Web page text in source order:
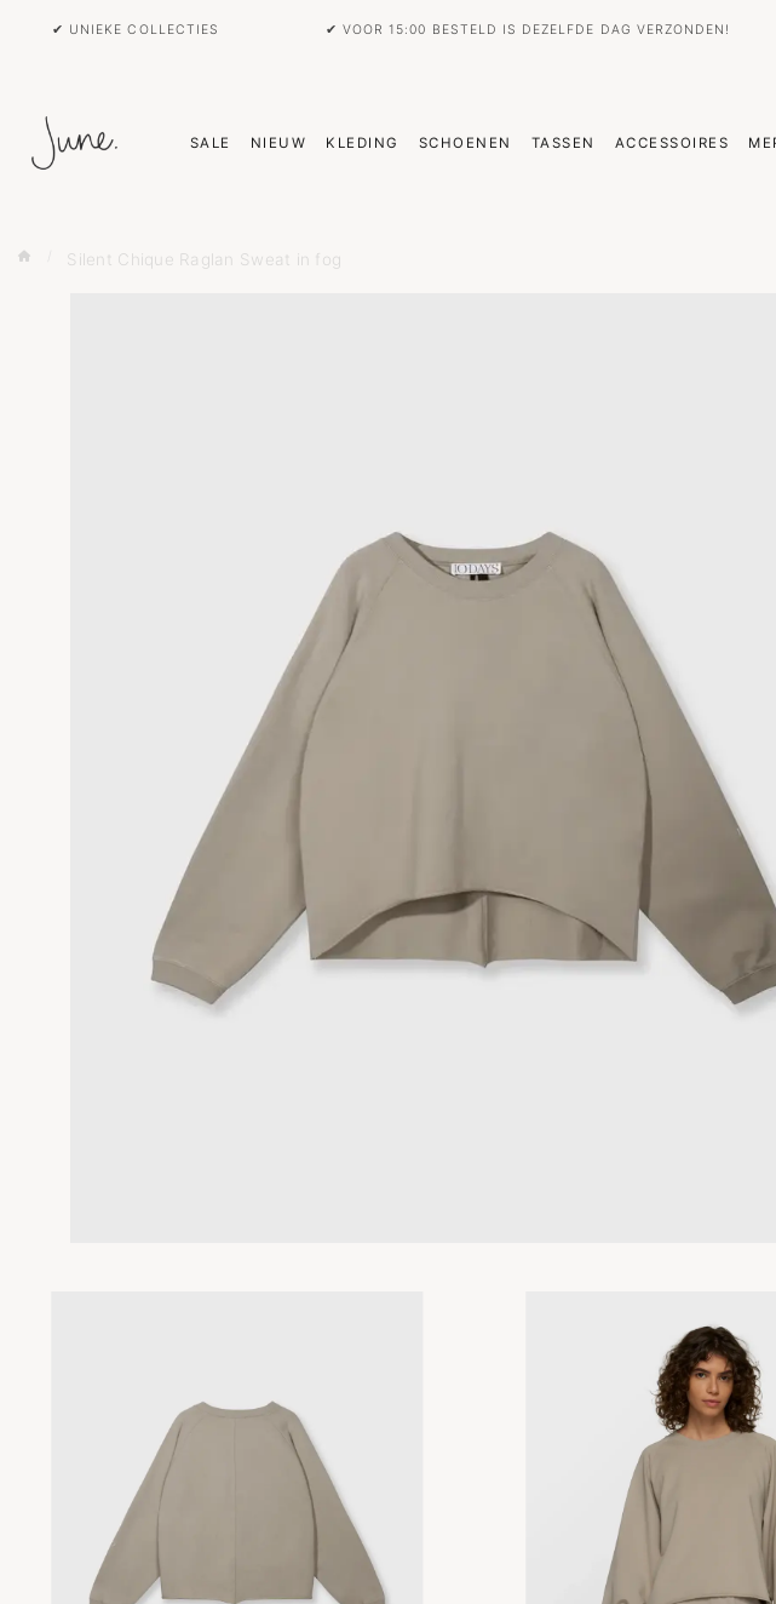
✔ UNIEKE COLLECTIES ✔ VOOR 15:00 BESTELD IS DEZELFDE DAG VERZONDEN!
SALE NIEUW KLEDING SCHOENEN TASSEN ACCESSOIRES
Silent Chique Raglan Sweat in fog